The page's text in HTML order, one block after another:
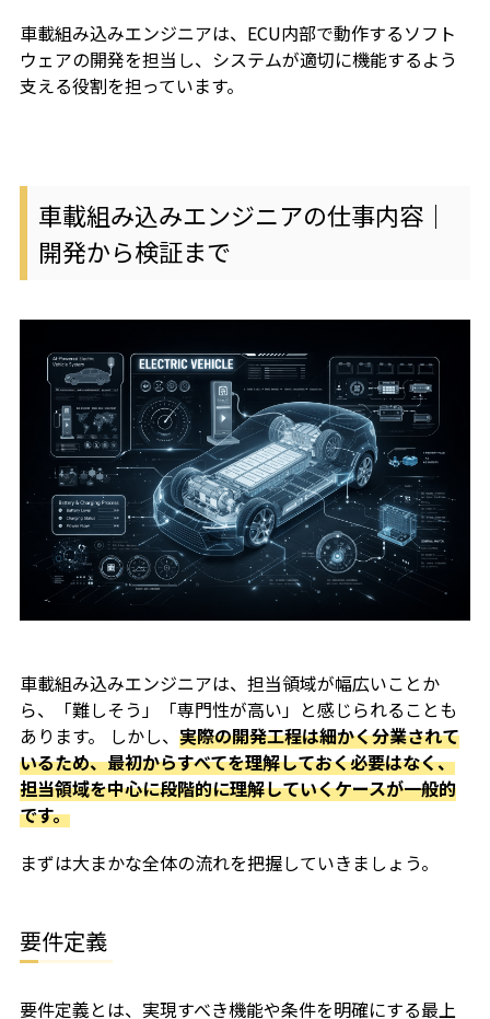
車載組み込みエンジニアは、ECU内部で動作するソフト
ウェアの開発を担当し、システムが適切に機能するよう
支える役割を担っています。
車載組み込みエンジニアの仕事内容｜
開発から検証まで
車載組み込みエンジニアは、担当領域が幅広いことか
ら、「難しそう」「専門性が高い」と感じられることも
あります。 しかし、 実際の開発工程は細かく分業されて
いるため、最初からすべてを理解しておく必要はなく、
担当領域を中心に段階的に理解していくケースが一般的
です。
まずは大まかな全体の流れを把握していきましょう。
要件定義
要件定義とは、実現すべき機能や条件を明確にする最上